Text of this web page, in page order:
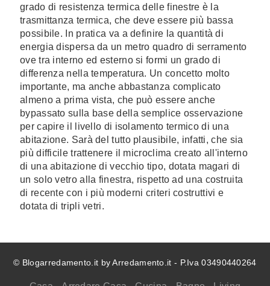
grado di resistenza termica delle finestre è la
trasmittanza termica, che deve essere più bassa
possibile. In pratica va a definire la quantità di
energia dispersa da un metro quadro di serramento
ove tra interno ed esterno si formi un grado di
differenza nella temperatura. Un concetto molto
importante, ma anche abbastanza complicato
almeno a prima vista, che può essere anche
bypassato sulla base della semplice osservazione
per capire il livello di isolamento termico di una
abitazione. Sarà del tutto plausibile, infatti, che sia
più difficile trattenere il microclima creato all'interno
di una abitazione di vecchio tipo, dotata magari di
un solo vetro alla finestra, rispetto ad una costruita
di recente con i più moderni criteri costruttivi e
dotata di tripli vetri.
© Blogarredamento.it by Arredamento.it - P.Iva 03490440264